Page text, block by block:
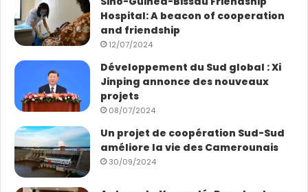
Hospital: A beacon of cooperation
and friendship
12/07/2024
Développement du Sud global : Xi
Jinping annonce des nouveaux
projets
08/07/2024
Un projet de coopération Sud-Sud
améliore la vie des Camerounais
30/09/2024